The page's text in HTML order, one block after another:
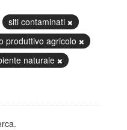
siti contaminati
produttivo agricolo
naturale